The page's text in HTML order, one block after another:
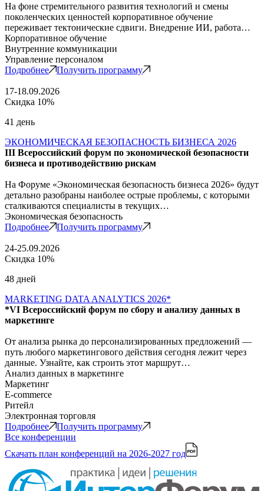
На фоне стремительного развития технологий и смены
поколенческих ценностей корпоративное обучение
переживает тектонические сдвиги. Внедрение ИИ, работа…
Корпоративное обучение
Внутренние коммуникации
Управление персоналом
Подробнее
Получить программу
17-18.09.2026
Скидка 10%
41 день
ЭКОНОМИЧЕСКАЯ БЕЗОПАСНОСТЬ БИЗНЕСА 2026
III Всероссийский форум по экономической безопасности
бизнеса и противодействию рискам
На Форуме «Экономическая безопасность бизнеса 2026» будут
детально разобраны наиболее острые проблемы, с которыми
сталкиваются специалисты в текущих…
Экономическая безопасность
Подробнее
Получить программу
24-25.09.2026
Скидка 10%
48 дней
MARKETING DATA ANALYTICS 2026*
*VI Всероссийский форум по сбору и анализу данных в
маркетинге
От анализа рынка до персонализированных предложений —
путь любого маркетингового действия сегодня лежит через
данные. Узнайте, как строить этот маршрут…
Анализ данных в маркетинге
Маркетинг
E-commerce
Ритейл
Электронная торговля
Подробнее
Получить программу
Все конференции
Скачать план конференций на 2026-2027 год